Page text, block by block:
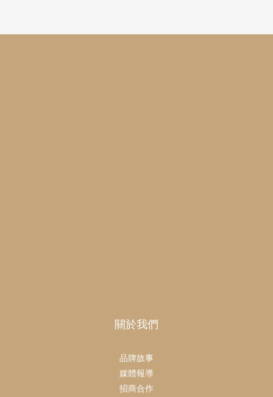
關於我們
品牌故事
媒體報導
招商合作